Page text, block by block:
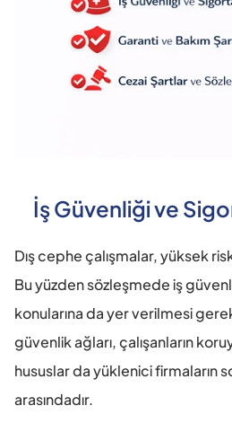
İş Güvenliği ve
Dış cephe çalışmalar, yüksek
Bu yüzden sözleşmede iş
konularına da yer verilmesi
güvenlik ağları, çalışanların
hususlar da yüklenici firmaların
arasındadır.